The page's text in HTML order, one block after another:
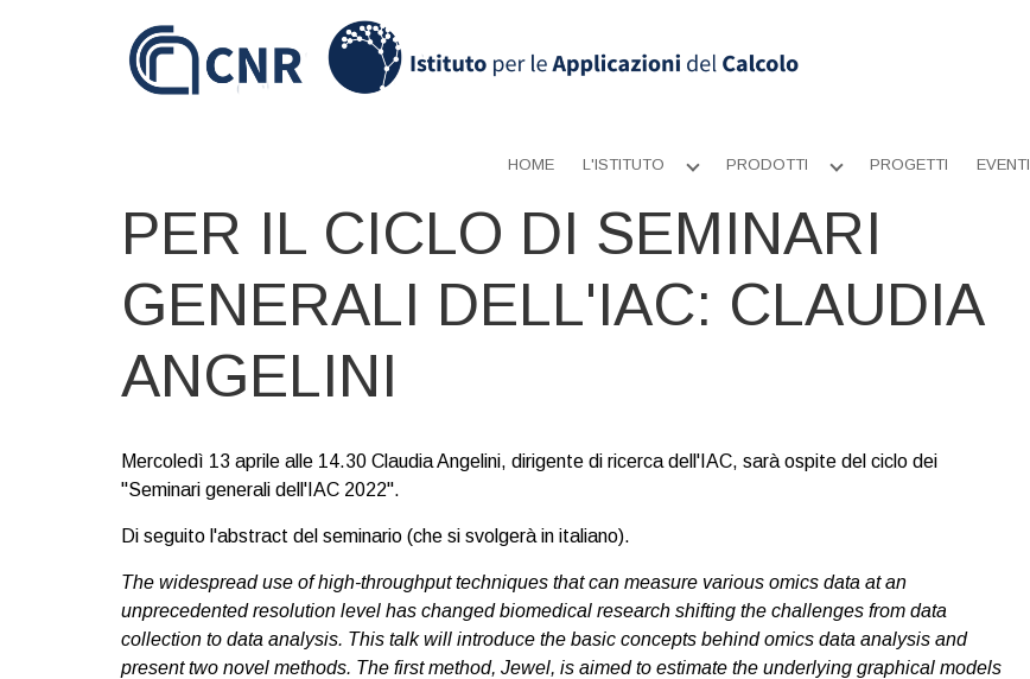
HOME L'ISTITUTO
Apri
PRODOTTI
Apri
PROGETTI EVENTI
PER IL CICLO DI SEMINARI
GENERALI DELL'IAC: CLAUDIA
ANGELINI
Mercoledì 13 aprile alle 14.30 Claudia Angelini, dirigente di ricerca dell'IAC, sarà ospite del ciclo dei
"Seminari generali dell'IAC 2022".
Di seguito l'abstract del seminario (che si svolgerà in italiano).
The widespread use of high-throughput techniques that can measure various omics data at an
unprecedented resolution level has changed biomedical research shifting the challenges from data
collection to data analysis. This talk will introduce the basic concepts behind omics data analysis and
present two novel methods. The first method, Jewel, is aimed to estimate the underlying graphical models